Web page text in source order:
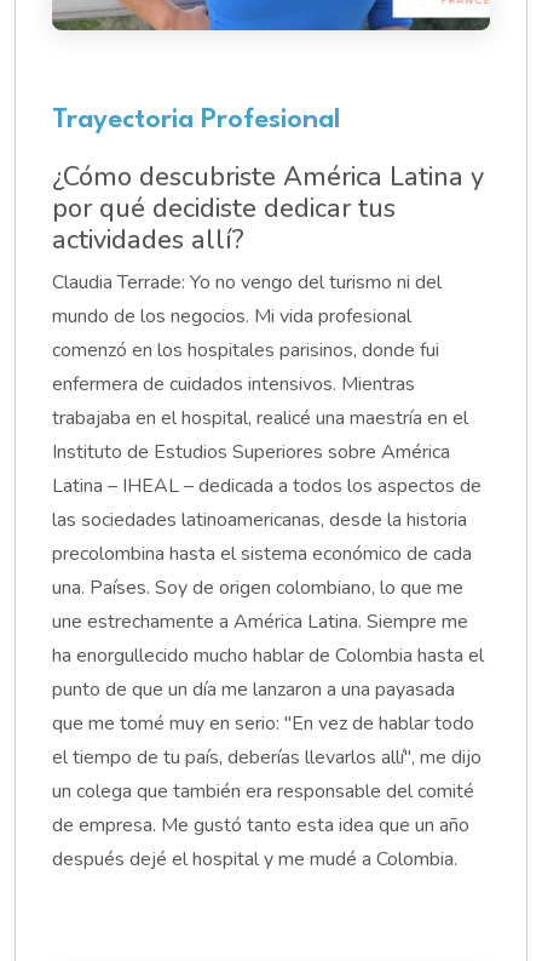
Trayectoria Profesional
¿Cómo descubriste América Latina y
por qué decidiste dedicar tus
actividades allí?
Claudia Terrade: Yo no vengo del turismo ni del
mundo de los negocios. Mi vida profesional
comenzó en los hospitales parisinos, donde fui
enfermera de cuidados intensivos. Mientras
trabajaba en el hospital, realicé una maestría en el
Instituto de Estudios Superiores sobre América
Latina – IHEAL – dedicada a todos los aspectos de
las sociedades latinoamericanas, desde la historia
precolombina hasta el sistema económico de cada
una. Países. Soy de origen colombiano, lo que me
une estrechamente a América Latina. Siempre me
ha enorgullecido mucho hablar de Colombia hasta el
punto de que un día me lanzaron a una payasada
que me tomé muy en serio: "En vez de hablar todo
el tiempo de tu país, deberías llevarlos allí", me dijo
un colega que también era responsable del comité
de empresa. Me gustó tanto esta idea que un año
después dejé el hospital y me mudé a Colombia.